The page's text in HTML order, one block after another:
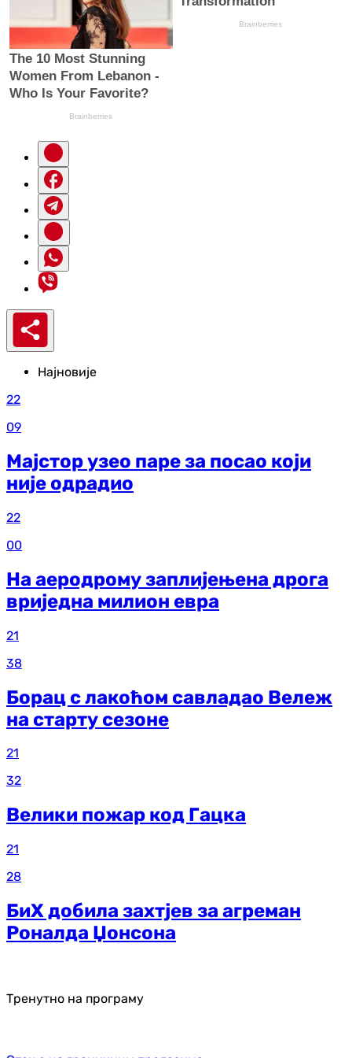
Најновије
22
09
Мајстор узео паре за посао који
није одрадио
22
00
На аеродрому заплијењена дрога
вриједна милион евра
21
38
Борац с лакоћом савладао Вележ
на старту сезоне
21
32
Велики пожар код Гацка
21
28
БиХ добила захтјев за агреман
Роналда Џонсона
Тренутно на програму